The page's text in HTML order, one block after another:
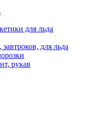
для льда
для льда
рукав